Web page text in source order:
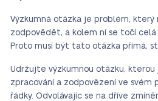
Výzkumná otázka je problém, který
zodpovědět, a kolem ní se točí celá
Proto musí být tato otázka přímá,
Udržujte výzkumnou otázku, kterou
zpracování a zodpovězení ve svém
řádky. Odvolávajíc se na dříve